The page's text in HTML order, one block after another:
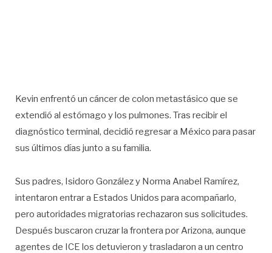
Kevin enfrentó un cáncer de colon metastásico que se
extendió al estómago y los pulmones. Tras recibir el
diagnóstico terminal, decidió regresar a México para pasar
sus últimos días junto a su familia.
Sus padres, Isidoro González y Norma Anabel Ramírez,
intentaron entrar a Estados Unidos para acompañarlo,
pero autoridades migratorias rechazaron sus solicitudes.
Después buscaron cruzar la frontera por Arizona, aunque
agentes de ICE los detuvieron y trasladaron a un centro